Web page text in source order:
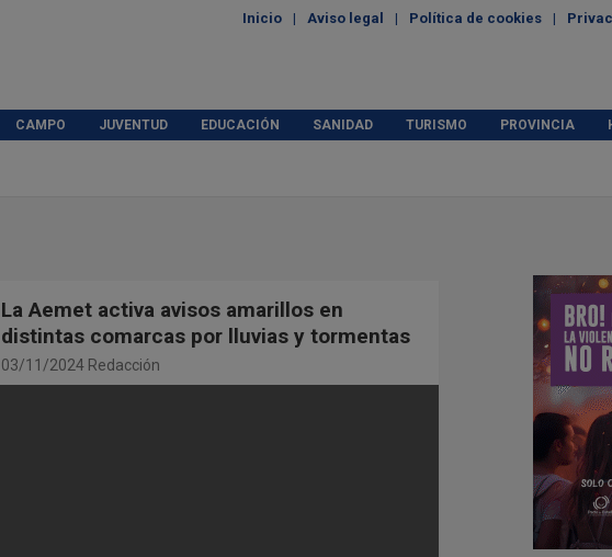
Inicio Aviso legal Política de cookies
CAMPO JUVENTUD EDUCACIÓN SANIDAD TURISMO PROVINCIA
La Aemet activa avisos amarillos en
distintas comarcas por lluvias y tormentas
03/11/2024 Redacción